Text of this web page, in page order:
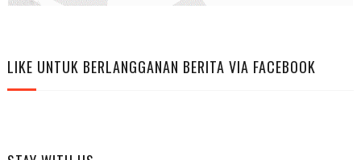
LIKE UNTUK BERLANGGANAN BERITA VIA FACEBOOK